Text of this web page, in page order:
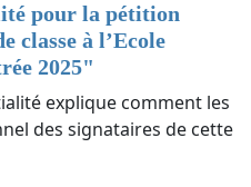
pour la pétition
classe à l’Ecole
2025"
explique comment les
des signataires de cette